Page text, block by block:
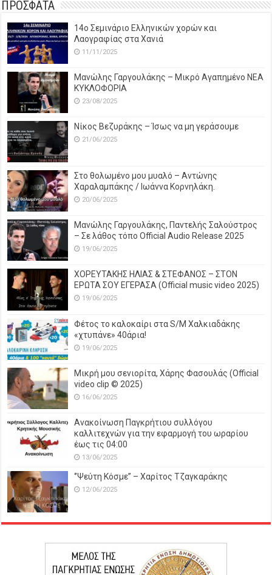
ΠΡΟΣΦΑΤΑ
14o Σεμινάριο Ελληνικών χορών και
Λαογραφίας στα Χανιά
11/11/2025
Μανώλης Γαργουλάκης – Μικρό Αγαπημένο NEΑ
ΚΥΚΛΟΦΟΡΙΑ
23/08/2025
Νίκος Βεζυράκης – Ίσως να μη γεράσουμε
21/06/2025
Στο θολωμένο μου μυαλό – Αντώνης
Χαραλαμπάκης / Ιωάννα Κορνηλάκη.
20/06/2025
Μανώλης Γαργουλάκης, Παντελής Σαλούστρος
– Σε λάθος τόπο Official Audio Release 2025
19/06/2025
ΧΟΡΕΥΤΑΚΗΣ ΗΛΙΑΣ & ΣΤΕΦΑΝΟΣ – ΣΤΟΝ
ΕΡΩΤΑ ΣΟΥ ΕΓΕΡΑΣΑ (Official music video 2025)
19/06/2025
Φέτος το καλοκαίρι στα S/M Χαλκιαδάκης
«χτυπάνε» 40άρια!
19/06/2025
Μικρή μου σενιορίτα, Χάρης Φασουλάς (Official
video clip © 2025)
16/06/2025
Ανακοίνωση Παγκρήτιου συλλόγου
καλλιτεχνών για την εφαρμογή του ωραρίου
έως τις 04:00
13/06/2025
‘’Ψεύτη Κόσμε’’ – Χαρίτος Τζαγκαράκης
12/06/2025